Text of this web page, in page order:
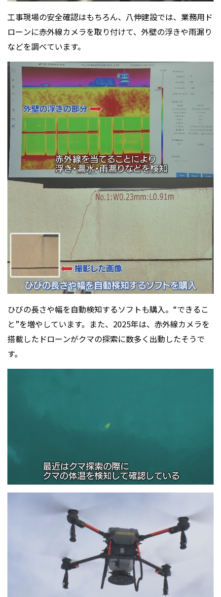
工事現場の安全確認はもちろん、八伸建設では、業務用ド
ローンに赤外線カメラを取り付けて、外壁の浮きや雨漏り
などを調べています。
ひびの長さや幅を自動検知するソフトも購入。“できるこ
と”を増やしています。また、2025年は、赤外線カメラを
搭載したドローンがクマの探索に数多く出動したそうで
す。